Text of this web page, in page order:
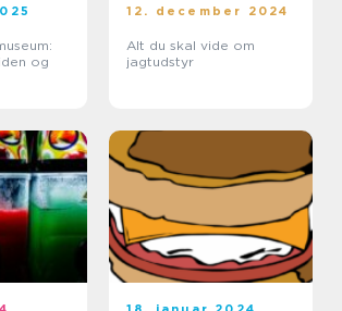
og
12. december 2024
Alt du skal vide om
jagtudstyr